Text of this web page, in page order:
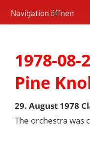
Navigation öffnen
1978-
Pine
29. August 1978
The orchestra was